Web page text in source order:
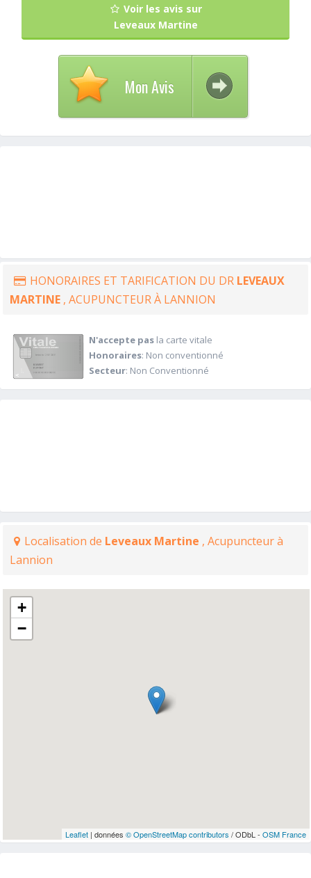
Voir les avis sur
Leveaux Martine
Mon Avis
HONORAIRES ET TARIFICATION DU DR LEVEAUX
MARTINE , ACUPUNCTEUR À LANNION
N'accepte pasla carte vitale
Honoraires: Non conventionné
Secteur: Non Conventionné
Localisation de Leveaux Martine , Acupuncteur à
Lannion
+
−
Leaflet| données © OpenStreetMap contributors / ODbL - OSM France